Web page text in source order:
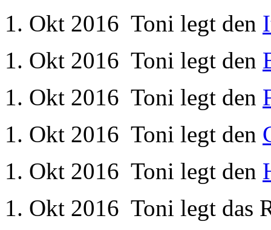
1. Okt 2016 Toni legt den
1. Okt 2016 Toni legt den
1. Okt 2016 Toni legt den
1. Okt 2016 Toni legt den
1. Okt 2016 Toni legt den
1. Okt 2016 Toni legt das